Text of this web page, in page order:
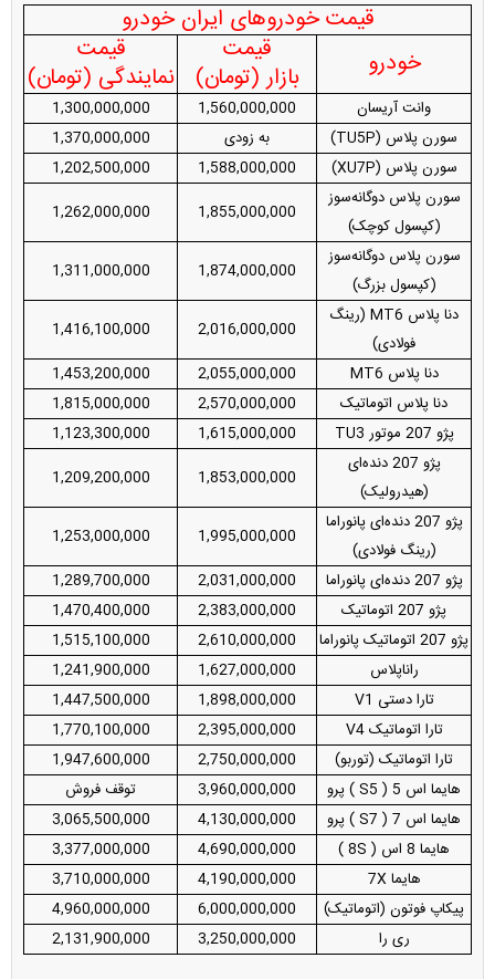
قیمت خودروهای ایران خودرو
خودرو
قیمت
بازار (تومان)
قیمت
نمایندگی (تومان)
وانت آریسان 1,560,000,000
1,300,000,000
سورن پلاس (TU5P)
به زودی
1,370,000,000
سورن پلاس (XU7P)
1,588,000,000
1,202,500,000
سورن پلاس دوگانه‌سوز
(کپسول کوچک)
1,855,000,000
1,262,000,000
سورن پلاس دوگانه‌سوز
(کپسول بزرگ)
1,874,000,000
1,311,000,000
دنا پلاس MT6 (رینگ
فولادی)
2,016,000,000
1,416,100,000
دنا پلاس MT6
2,055,000,000
1,453,200,000
دنا پلاس اتوماتیک
2,570,000,000
1,815,000,000
پژو 207 موتور TU3
1,615,000,000
1,123,300,000
پژو 207 دنده‌ای
(هیدرولیک)
1,853,000,000
1,209,200,000
پژو 207 دنده‌ای پانوراما
(رینگ فولادی)
1,995,000,000
1,253,000,000
پژو 207 دنده‌ای پانوراما
2,031,000,000
1,289,700,000
پژو 207 اتوماتیک
2,383,000,000
1,470,400,000
پژو 207 اتوماتیک پانوراما
2,610,000,000
1,515,100,000
راناپلاس
1,627,000,000
1,241,900,000
تارا دستی V1
1,898,000,000
1,447,500,000
تارا اتوماتیک V4
2,395,000,000
1,770,100,000
تارا اتوماتیک (توربو)
2,750,000,000
1,947,600,000
هایما اس 5 ( S5 ) پرو
3,960,000,000
توقف فروش
هایما اس 7 ( S7 ) پرو
4,130,000,000
3,065,500,000
هایما 8 اس ( 8S )
4,690,000,000
3,377,000,000
هایما 7X
4,190,000,000
3,710,000,000
پیکاپ فوتون (اتوماتیک)
6,000,000,000
4,960,000,000
ری را
3,250,000,000
2,131,900,000